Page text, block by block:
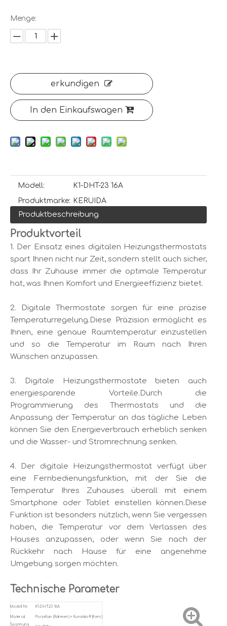
Menge:
erkundigen
In den Einkaufswagen
Modell:
K1-DHT-23 16A
Produktmarke: KERUIDA
Produktbeschreibung
Produktvorteil
1. Der Einsatz eines digitalen Heizungsthermostats
spart Ihnen nicht nur Zeit, sondern stellt auch sicher,
dass Ihr Zuhause immer die optimale Temperatur
hat, was Ihnen Komfort und Energieeffizienz bietet.
2. Digitale Thermostate sorgen für eine präzise
Temperaturregelung.Diese Präzision ermöglicht es
Ihnen, eine genaue Raumtemperatur einzustellen
und so die Temperatur im Raum nach Ihren
Wünschen anzupassen.
3. Digitale Heizungsthermostate bieten auch
energiesparende Vorteile.Durch die
Programmierung des Thermostats und die
Anpassung der Temperatur an das tägliche Leben
können Sie den Energieverbrauch erheblich senken
und die Wasser- und Stromrechnung senken.
4. Der digitale Heizungsthermostat verfügt über
eine Fernbedienungsfunktion, mit der Sie die
Temperatur Ihres Zuhauses überall mit einem
Smartphone oder Tablet einstellen können.Diese
Funktion ist besonders nützlich, wenn Sie vergessen
haben, die Temperatur vor dem Verlassen des
Hauses anzupassen, oder wenn Sie nach der
Rückkehr nach Hause für eine angenehme
Umgebung sorgen möchten.
Technische Parameter
Modell Nr. K1-DHT-23 16A
Material
Porzellan (Rahmen) + Kunststoff (Kern)
Spannung